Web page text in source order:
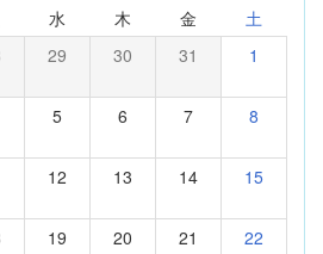
水 木 金 土
29 30 31 1
5 6 7 8
12 13 14 15
19 20 21 22